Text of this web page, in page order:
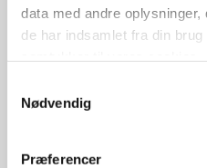
data med andre
de har indsamlet fra din
Nødvendig
Præferencer